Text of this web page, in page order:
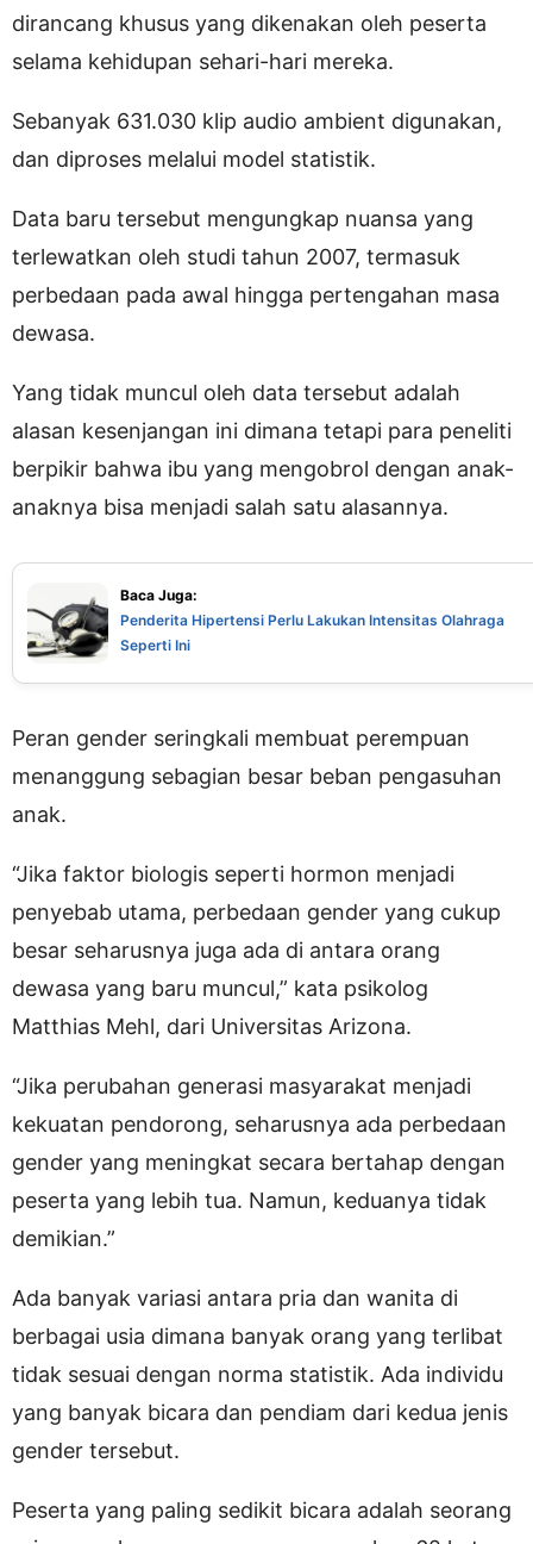
dirancang khusus yang dikenakan oleh peserta
selama kehidupan sehari-hari mereka.
Sebanyak 631.030 klip audio ambient digunakan,
dan diproses melalui model statistik.
Data baru tersebut mengungkap nuansa yang
terlewatkan oleh studi tahun 2007, termasuk
perbedaan pada awal hingga pertengahan masa
dewasa.
Yang tidak muncul oleh data tersebut adalah
alasan kesenjangan ini dimana tetapi para peneliti
berpikir bahwa ibu yang mengobrol dengan anak-
anaknya bisa menjadi salah satu alasannya.
Baca Juga:
Penderita Hipertensi Perlu Lakukan Intensitas Olahraga
Seperti Ini
Peran gender seringkali membuat perempuan
menanggung sebagian besar beban pengasuhan
anak.
“Jika faktor biologis seperti hormon menjadi
penyebab utama, perbedaan gender yang cukup
besar seharusnya juga ada di antara orang
dewasa yang baru muncul,” kata psikolog
Matthias Mehl, dari Universitas Arizona.
“Jika perubahan generasi masyarakat menjadi
kekuatan pendorong, seharusnya ada perbedaan
gender yang meningkat secara bertahap dengan
peserta yang lebih tua. Namun, keduanya tidak
demikian.”
Ada banyak variasi antara pria dan wanita di
berbagai usia dimana banyak orang yang terlibat
tidak sesuai dengan norma statistik. Ada individu
yang banyak bicara dan pendiam dari kedua jenis
gender tersebut.
Peserta yang paling sedikit bicara adalah seorang